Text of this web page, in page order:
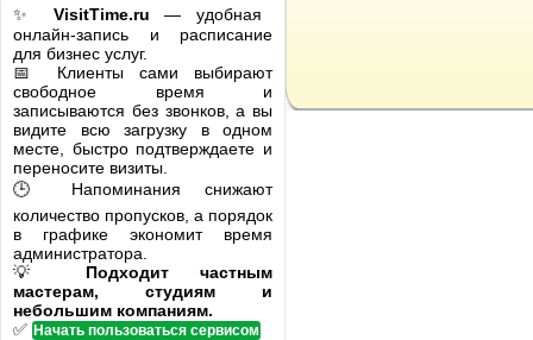
✨ VisitTime.ru — удобная
онлайн-запись и расписание
для бизнес услуг.
📅 Клиенты сами выбирают
свободное время и
записываются без звонков, а вы
видите всю загрузку в одном
месте, быстро подтверждаете и
переносите визиты.
🕒 Напоминания снижают
количество пропусков, а порядок
в графике экономит время
администратора.
💡 Подходит частным
мастерам, студиям и
небольшим компаниям.
✅ Начать пользоваться сервисом